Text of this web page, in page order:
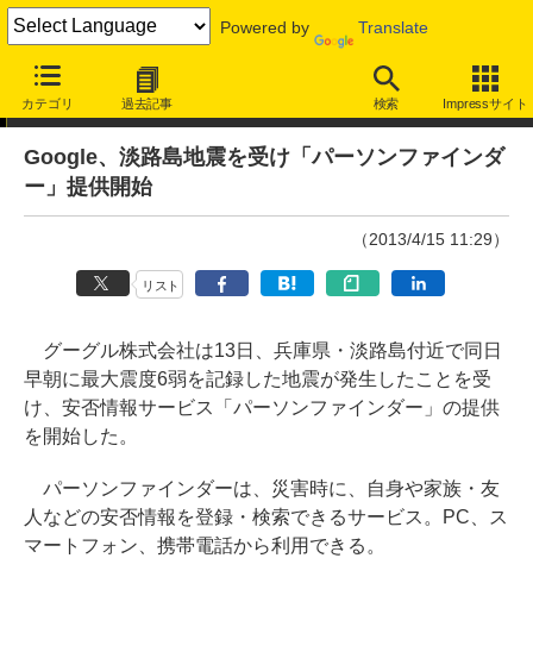
Powered by Translate
カテゴリ 過去記事 検索 Impressサイト
ニュース
Google、淡路島地震を受け「パーソンファインダ
ー」提供開始
（2013/4/15 11:29）
リスト
グーグル株式会社は13日、兵庫県・淡路島付近で同日
早朝に最大震度6弱を記録した地震が発生したことを受
け、安否情報サービス「パーソンファインダー」の提供
を開始した。
パーソンファインダーは、災害時に、自身や家族・友
人などの安否情報を登録・検索できるサービス。PC、ス
マートフォン、携帯電話から利用できる。